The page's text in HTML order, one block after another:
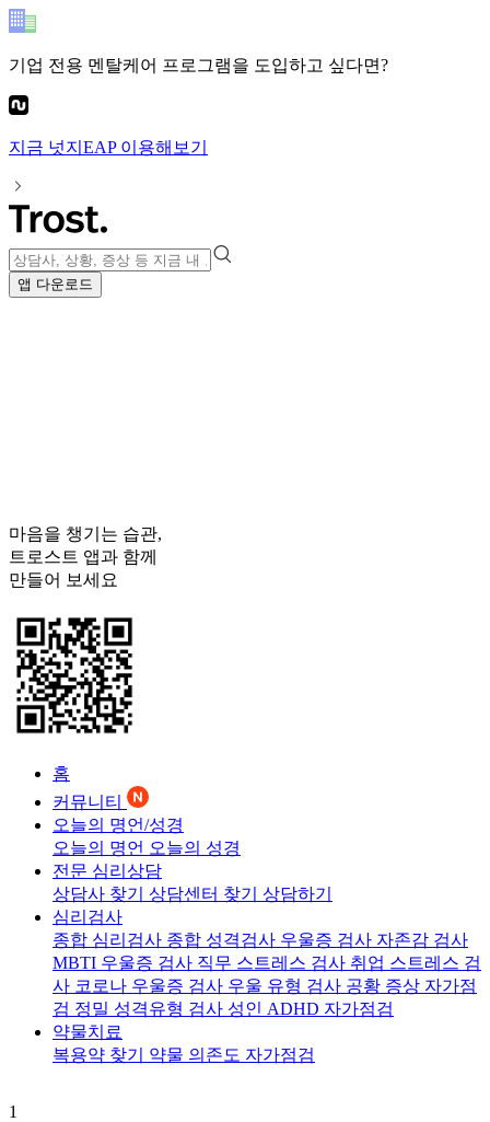
기업 전용 멘탈케어 프로그램을 도입하고 싶다면?
지금 넛지EAP이용해보기
앱 다운로드
마음을 챙기는 습관,
트로스트 앱과 함께
만들어 보세요
홈
커뮤니티
오늘의 명언/성경
오늘의 명언 오늘의 성경
전문 심리상담
상담사 찾기 상담센터 찾기 상담하기
심리검사
종합 심리검사 종합 성격검사 우울증 검사 자존감 검사
MBTI 우울증 검사 직무 스트레스 검사 취업 스트레스 검
사 코로나 우울증 검사 우울 유형 검사 공황 증상 자가점
검 정밀 성격유형 검사 성인 ADHD 자가점검
약물치료
복용약 찾기 약물 의존도 자가점검
1